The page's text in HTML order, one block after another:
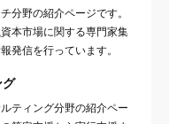
分野の紹介ページです。
本市場に関する専門家集
発信を行っています。
グ
ティング分野の紹介ペー